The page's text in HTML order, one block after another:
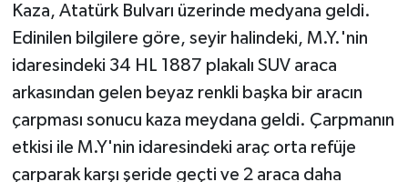
Kaza, Atatürk Bulvarı üzerinde medyana geldi.
Edinilen bilgilere göre, seyir halindeki, M.Y.'nin
idaresindeki 34 HL 1887 plakalı SUV araca
arkasından gelen beyaz renkli başka bir aracın
çarpması sonucu kaza meydana geldi. Çarpmanın
etkisi ile M.Y'nin idaresindeki araç orta refüje
çarparak karşı şeride geçti ve 2 araca daha